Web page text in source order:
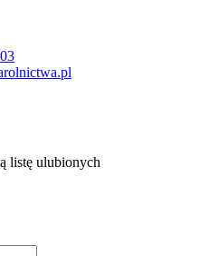
listę ulubionych